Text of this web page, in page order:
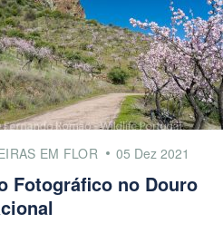
EM FLOR 05 Dez 2021
Fotográfico no Douro